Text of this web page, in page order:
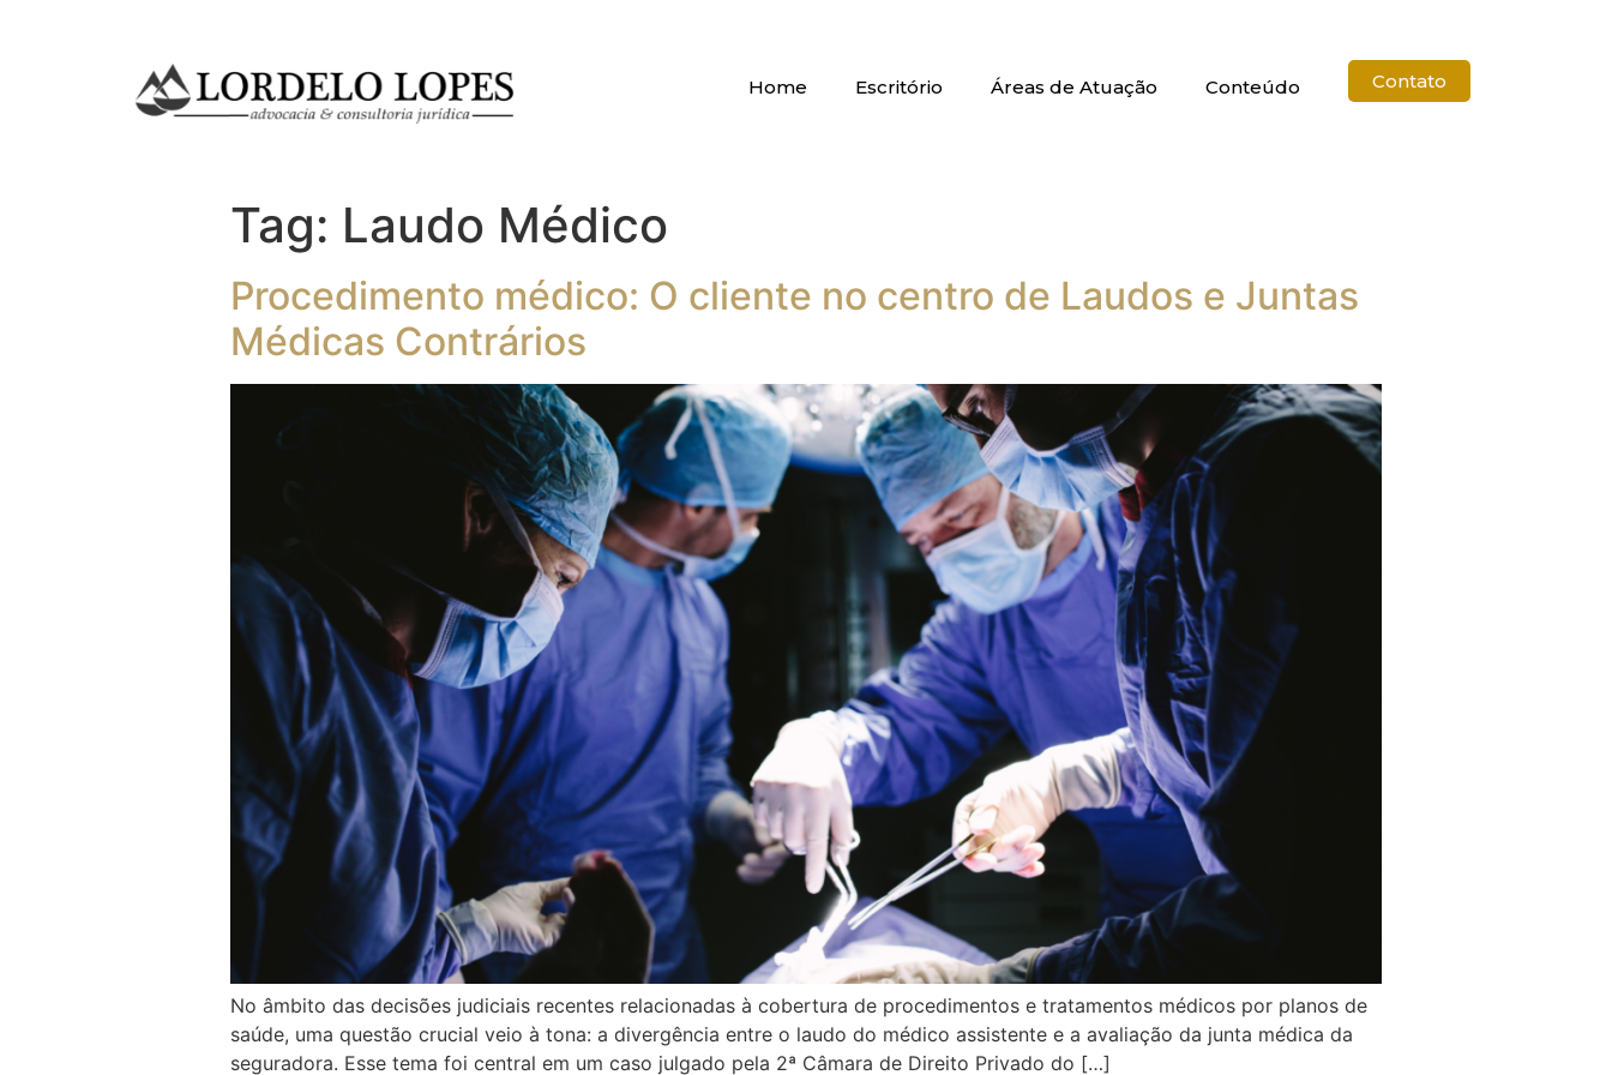
Home Escritório Áreas de Atuação Conteúdo Contato
Tag: Laudo Médico
Procedimento médico: O cliente no centro de Laudos e Juntas
Médicas Contrários
No âmbito das decisões judiciais recentes relacionadas à cobertura de procedimentos e tratamentos médicos por planos de
saúde, uma questão crucial veio à tona: a divergência entre o laudo do médico assistente e a avaliação da junta médica da
seguradora. Esse tema foi central em um caso julgado pela 2ª Câmara de Direito Privado do […]